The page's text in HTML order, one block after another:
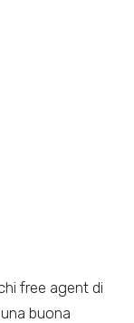
free agent di
buona